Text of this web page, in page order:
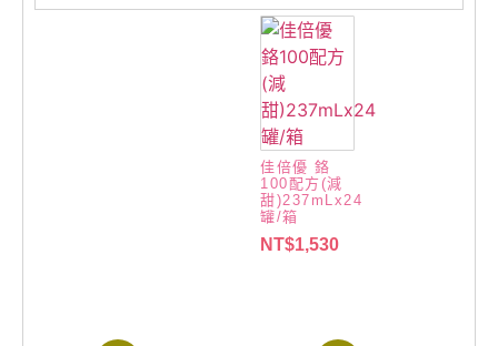
佳倍優 鉻
100配方(減
甜)237mLx24
罐/箱
NT$1,530